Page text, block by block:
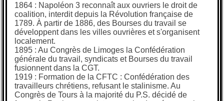
1864 : Napoléon 3 reconnaît aux ouvriers le droit de
coalition, interdit depuis la Révolution française de
1789. À partir de 1886, des Bourses du travail se
développent dans les villes ouvrières et s'organisent
localement.
1895 : Au Congrès de Limoges la Confédération
générale du travail, syndicats et Bourses du travail
fusionnent dans la CGT.
1919 : Formation de la CFTC : Confédération des
travailleurs chrétiens, refusant le stalinisme. Au
Congrès de Tours à la majorité du P.S. décidé de